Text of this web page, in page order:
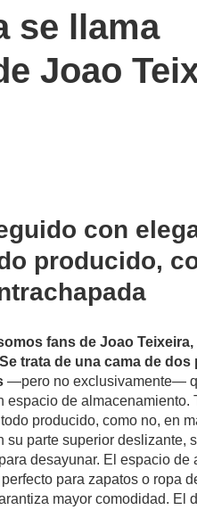
se llama
Joao
con
producido,
fans de Joao
trata de una cama de
—pero no exclusivamente—
espacio de almacenamiento.
producido, como no, en
su parte superior deslizante,
desayunar. El espacio de
para zapatos o ropa
mayor comodidad. El